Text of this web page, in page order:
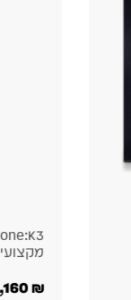
MK3 – תחנת הפקה לתופים
₪
1,245